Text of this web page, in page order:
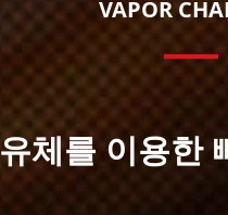
유체를 이용한
VAPOR